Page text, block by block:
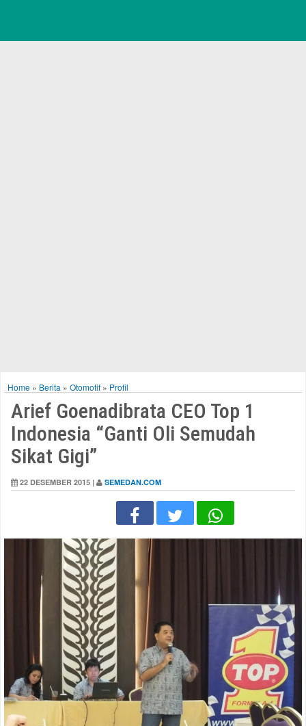
Home » Berita » Otomotif » Profil
Arief Goenadibrata CEO Top 1
Indonesia “Ganti Oli Semudah
Sikat Gigi”
22 DESEMBER 2015 | SEMEDAN.COM